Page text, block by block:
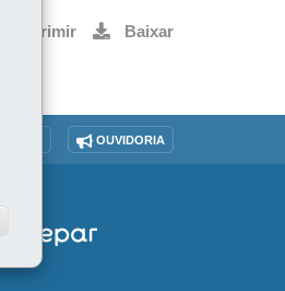
Imprimir Baixar
OUVIDORIA